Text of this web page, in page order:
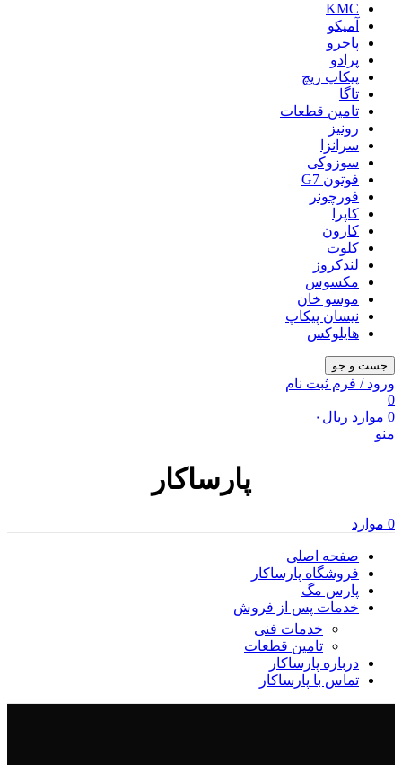
KMC
آمیکو
پاجرو
پرادو
پیکاپ ریچ
تاگا
تامین قطعات
رونیز
سرانزا
سوزوکی
فوتون G7
فورچونر
کاپرا
کارون
کلوت
لندکروز
مکسوس
موسو خان
نیسان پیکاپ
هایلوکس
جست و جو
ورود / فرم ثبت نام
0
0 موارد ریال ۰
منو
پارساکار
0 موارد
صفحه اصلی
فروشگاه پارساکار
پارس مگ
خدمات پس از فروش
خدمات فنی
تامین قطعات
درباره پارساکار
تماس با پارساکار